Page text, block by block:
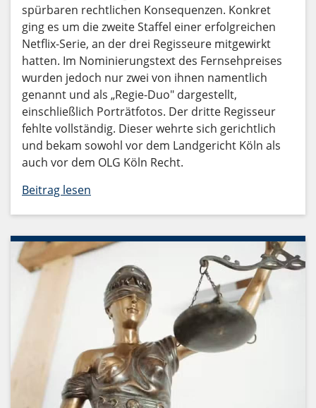
spürbaren rechtlichen Konsequenzen. Konkret
ging es um die zweite Staffel einer erfolgreichen
Netflix-Serie, an der drei Regisseure mitgewirkt
hatten. Im Nominierungstext des Fernsehpreises
wurden jedoch nur zwei von ihnen namentlich
genannt und als „Regie-Duo" dargestellt,
einschließlich Porträtfotos. Der dritte Regisseur
fehlte vollständig. Dieser wehrte sich gerichtlich
und bekam sowohl vor dem Landgericht Köln als
auch vor dem OLG Köln Recht.
Beitrag lesen